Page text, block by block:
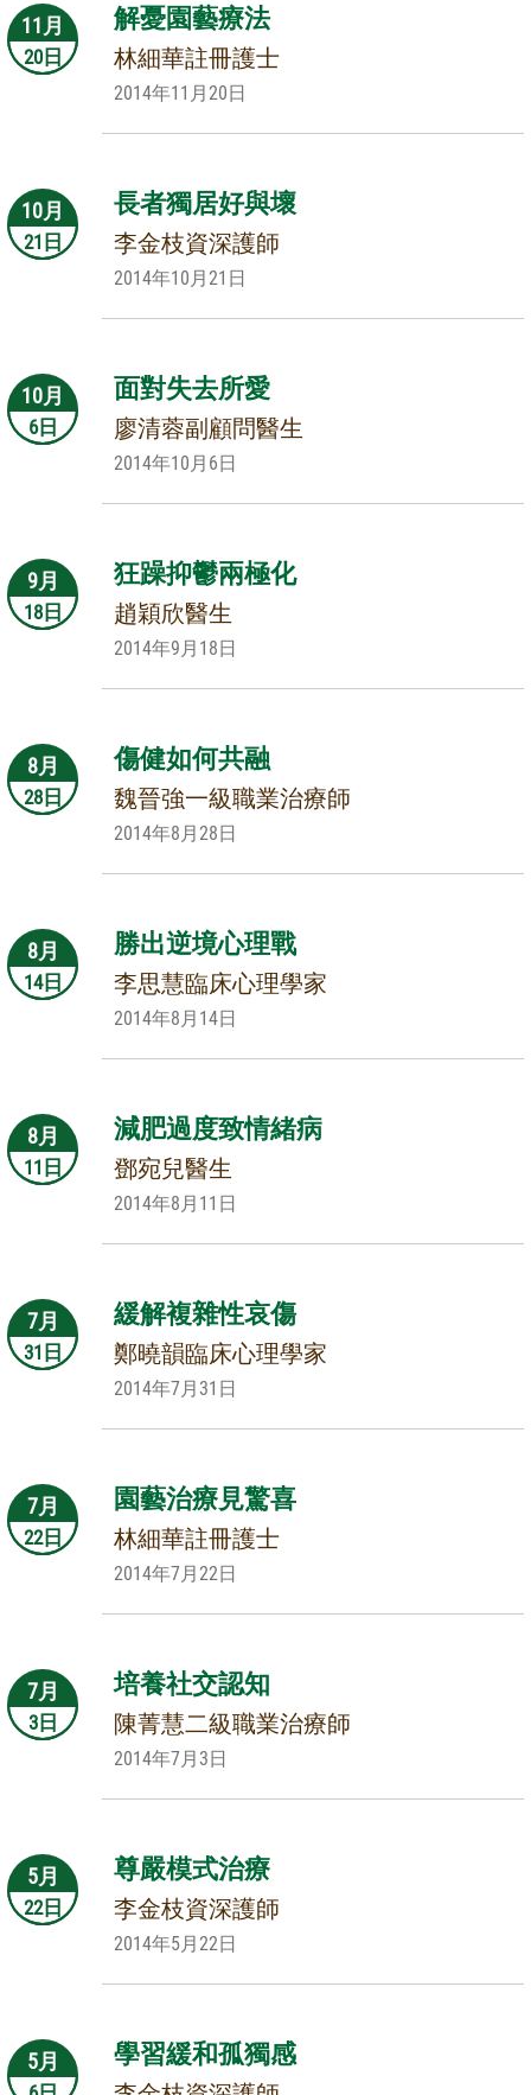
11月
20日
解憂園藝療法
林細華註冊護士
2014年11月20日
10月
21日
長者獨居好與壞
李金枝資深護師
2014年10月21日
10月
6日
面對失去所愛
廖清蓉副顧問醫生
2014年10月6日
9月
18日
狂躁抑鬱兩極化
趙穎欣醫生
2014年9月18日
8月
28日
傷健如何共融
魏晉強一級職業治療師
2014年8月28日
8月
14日
勝出逆境心理戰
李思慧臨床心理學家
2014年8月14日
8月
11日
減肥過度致情緒病
鄧宛兒醫生
2014年8月11日
7月
31日
緩解複雜性哀傷
鄭曉韻臨床心理學家
2014年7月31日
7月
22日
園藝治療見驚喜
林細華註冊護士
2014年7月22日
7月
3日
培養社交認知
陳菁慧二級職業治療師
2014年7月3日
5月
22日
尊嚴模式治療
李金枝資深護師
2014年5月22日
5月
學習緩和孤獨感